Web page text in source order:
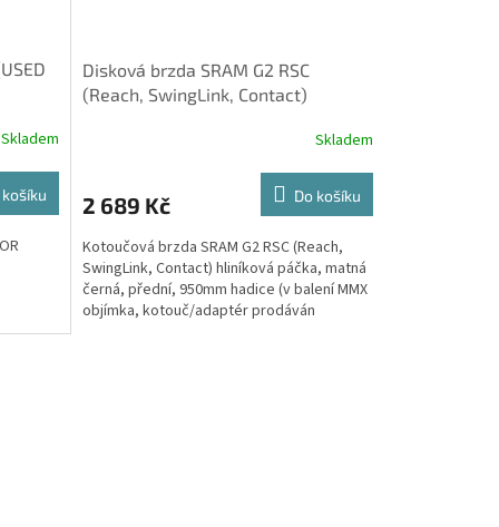
Skladem
košíku
Disková brzda SRAM G2 RSC
(Reach, SwingLink, Contact)
Skladem
2 689 Kč Do košíku
Kotoučová brzda SRAM G2 RSC (Reach,
SwingLink, Contact) hliníková páčka, matná
černá, přední, 950mm hadice (v balení MMX
objímka, kotouč/adaptér prodáván